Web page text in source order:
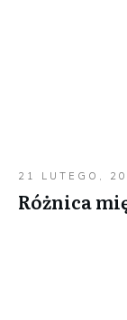
21 LUTEGO,
Różnica